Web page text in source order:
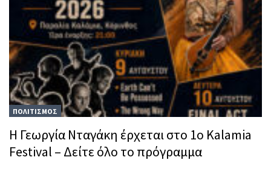
ΠΟΛΙΤΙΣΜΟΣ
Η Γεωργία Νταγάκη έρχεται στο 1ο Κalamia
Festival – Δείτε όλο το πρόγραμμα